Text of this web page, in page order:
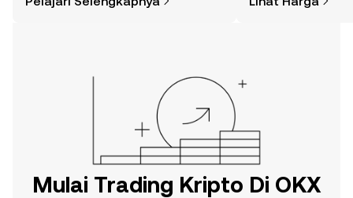
di aplikasi seluler OKX, atau di sini di
Mulai Trading Kripto Di OKX